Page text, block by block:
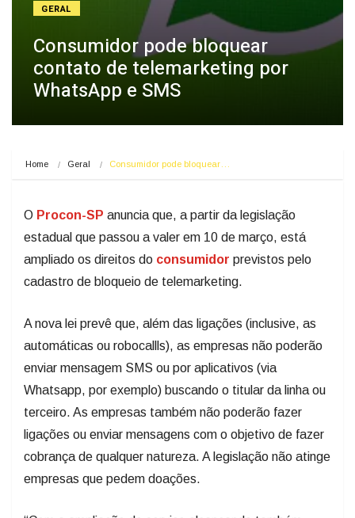
GERAL
Consumidor pode bloquear
contato de telemarketing por
WhatsApp e SMS
Home Geral Consumidor pode bloquear…
O Procon-SP anuncia que, a partir da legislação
estadual que passou a valer em 10 de março, está
ampliado os direitos do consumidor previstos pelo
cadastro de bloqueio de telemarketing.
A nova lei prevê que, além das ligações (inclusive, as
automáticas ou robocallls), as empresas não poderão
enviar mensagem SMS ou por aplicativos (via
Whatsapp, por exemplo) buscando o titular da linha ou
terceiro. As empresas também não poderão fazer
ligações ou enviar mensagens com o objetivo de fazer
cobrança de qualquer natureza. A legislação não atinge
empresas que pedem doações.